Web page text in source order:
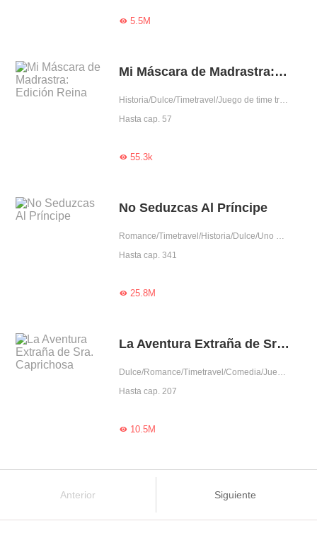
5.5M
Mi Máscara de Madrastra: Edición Reina
Historia/Dulce/Timetravel/Juego de time travel/Transformación magnífica
Hasta cap. 57
55.3k
No Seduzcas Al Príncipe
Romance/Timetravel/Historia/Dulce/Uno VS Varios/Disfrazada de hombre/Rodeada por lindos/Fiel/Dominante/Mujer poderosa/Príncipe
Hasta cap. 341
25.8M
La Aventura Extraña de Sra. Caprichosa
Dulce/Romance/Timetravel/Comedia/Juego de time travel/Belleza salvada por héroe/Gentil/Adorable/Encantador/Princesa pobre/Mascota
Hasta cap. 207
10.5M
Anterior Siguiente